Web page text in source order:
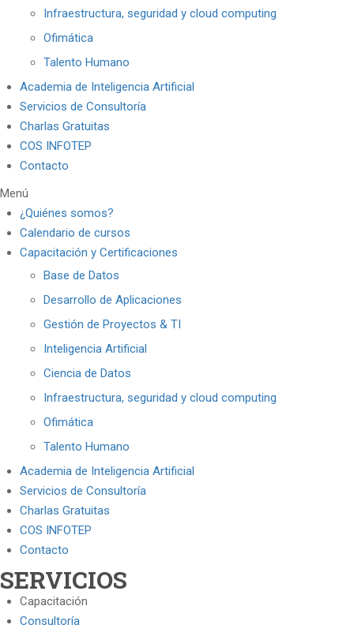
Infraestructura, seguridad y cloud computing
Ofimática
Talento Humano
Academia de Inteligencia Artificial
Servicios de Consultoría
Charlas Gratuitas
COS INFOTEP
Contacto
Menú
¿Quiénes somos?
Calendario de cursos
Capacitación y Certificaciones
Base de Datos
Desarrollo de Aplicaciones
Gestión de Proyectos & TI
Inteligencia Artificial
Ciencia de Datos
Infraestructura, seguridad y cloud computing
Ofimática
Talento Humano
Academia de Inteligencia Artificial
Servicios de Consultoría
Charlas Gratuitas
COS INFOTEP
Contacto
SERVICIOS
Capacitación
Consultoría